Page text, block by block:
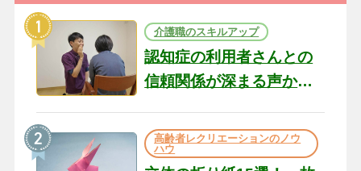
介護職のスキルアップ
認知症の利用者さんとの
信頼関係が深まる声かけ
の現場から（22）
高齢者レクリエーションのノウ
ハウ